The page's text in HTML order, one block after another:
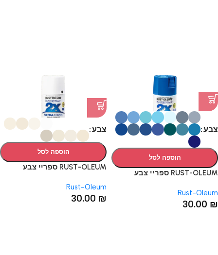
צבע
הוספה לסל
RUST-OLEUM ספריי צבע
Rust-Oleum
30.00 ₪
צבע
הוספה לסל
RUST-OLEUM ספריי צבע
Rust-Oleum
30.00 ₪